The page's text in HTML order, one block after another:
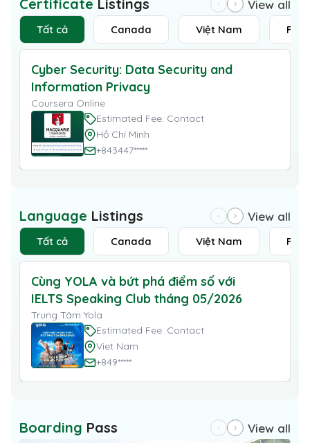
Certificate Listings View all
Tất cả Canada Việt Nam
Cyber Security: Data Security and
Information Privacy
Coursera Online
Estimated Fee: Contact
Hồ Chí Minh
+843447*****
Language Listings View all
Tất cả Canada Việt Nam
Cùng YOLA và bứt phá điểm số với
IELTS Speaking Club tháng 05/2026
Trung Tâm Yola
Estimated Fee: Contact
Viet Nam
+849*****
Boarding Pass View all